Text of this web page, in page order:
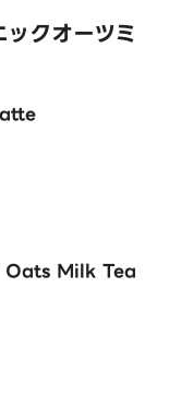
クオーツミ
Oats Milk Tea